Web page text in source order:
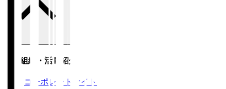
運営組織・活動紹介
コーポレートサイト